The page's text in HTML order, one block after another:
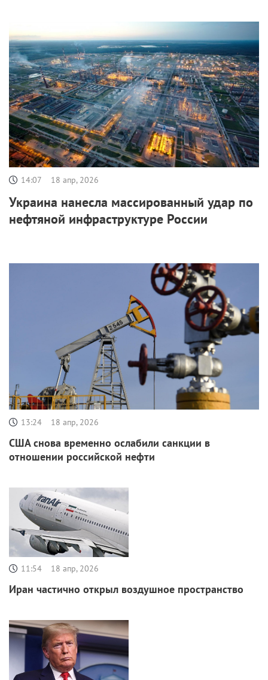
14:07 18 апр, 2026
Украина нанесла массированный удар по
нефтяной инфраструктуре России
13:24 18 апр, 2026
США снова временно ослабили санкции в
отношении российской нефти
11:54 18 апр, 2026
Иран частично открыл воздушное пространство